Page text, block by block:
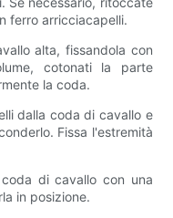
ferro arricciacapelli.
alta, fissandola con
cotonati la parte
la coda.
dalla coda di cavallo e
Fissa l'estremità
di cavallo con una
in posizione.